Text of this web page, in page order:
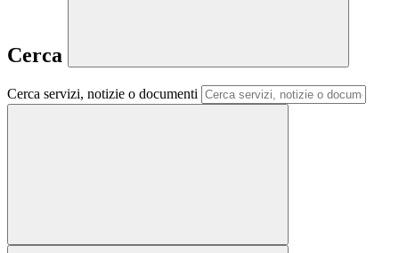
Cerca
Cerca servizi, notizie o documenti